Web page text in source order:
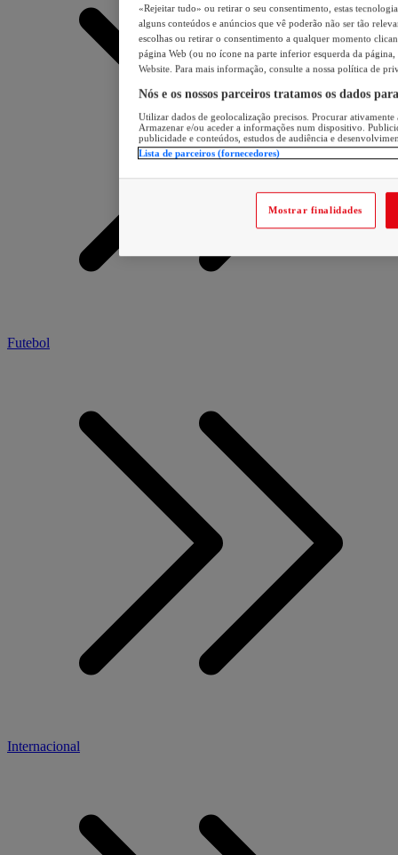
Futebol
Internacional
«Rejeitar tudo» ou retirar o seu consentimento, estas
alguns conteúdos e anúncios que vê poderão não ser tão
escolhas ou retirar o consentimento a qualquer momento
página Web (ou no ícone na parte inferior esquerda da página,
Website. Para mais informação, consulte a nossa política de
Nós e os nossos parceiros tratamos os dados
Utilizar dados de geolocalização precisos. Procurar
Armazenar e/ou aceder a informações num dispositivo.
publicidade e conteúdos, estudos de audiência e
Lista de parceiros (fornecedores)
Mostrar finalidades